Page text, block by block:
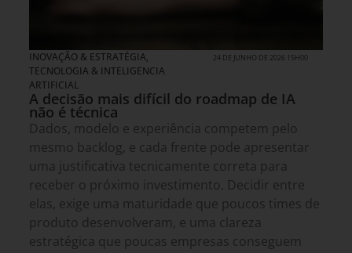
INOVAÇÃO & ESTRATÉGIA,
TECNOLOGIA & INTELIGENCIA
ARTIFICIAL
24 DE JUNHO DE 2026 15H00
A decisão mais difícil do roadmap de IA
não é técnica
Dados, modelo e experiência competem pelo
mesmo backlog, e cada frente pode apresentar
uma justificativa tecnicamente correta para
receber o próximo investimento. Decidir entre
elas, exige uma maturidade que poucos times de
produto desenvolveram, e uma clareza
estratégica que poucas empresas conseguem